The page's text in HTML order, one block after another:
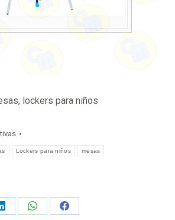
lockers para niños
Lockers para niños mesas
Share
Share
Share